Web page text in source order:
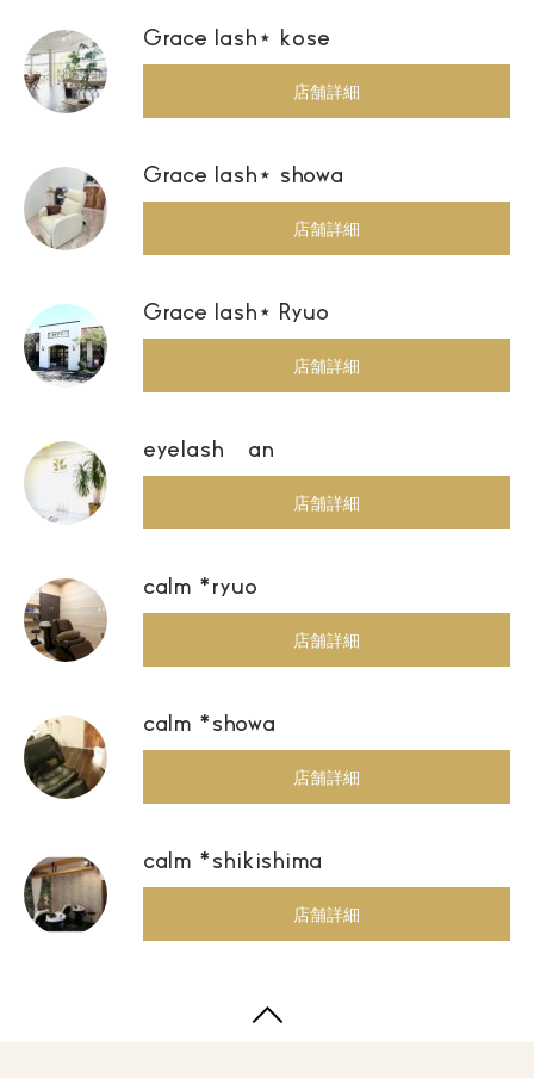
Grace lash⋆ kose
店舗詳細
Grace lash⋆ showa
店舗詳細
Grace lash⋆ Ryuo
店舗詳細
eyelash an
店舗詳細
calm *ryuo
店舗詳細
calm *showa
店舗詳細
calm *shikishima
店舗詳細